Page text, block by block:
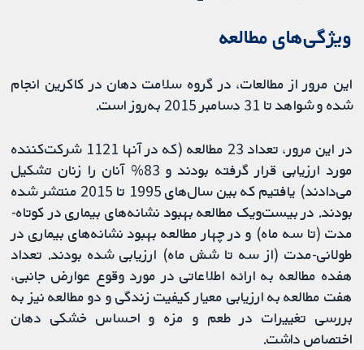
ویژگی‌های مطالعه
این مرور از مطالعات، در گروه سلامت دهان در کاکرین انجام
شده و شواهد تا 31 دسامبر 2015 به‌روز است.
در این مرور، تعداد 23 مطالعه (که در آنها 1121 شرکت‌کننده
مورد ارزیابی قرار گرفته بودند و 83% آنان را زنان تشکیل
می‌دادند) یافتیم که بین سال‌های 1995 تا 2015 منتشر شده
بودند. در بیست‌ویک مطالعه بهبود نشانه‌های بیماری در کوتاه‌-
مدت (تا سه ماه) و در چهار مطالعه بهبود نشانه‌های بیماری در
طولانی-مدت (از سه تا شش ماه) ارزیابی شده بودند. تعداد
هفده مطالعه به ارائه اطلاعاتی در مورد وقوع عوارض جانبی،
هفت مطالعه به ارزیابی معیار کیفیت زندگی و دو مطالعه نیز به
بررسی تغییرات در طعم و مزه و احساس خشکی دهان
اختصاص داشت.